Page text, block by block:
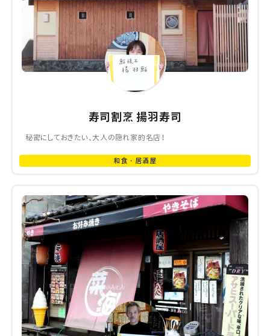
寿司割烹 揚羽寿司
秘密にしておきたい、大人の隠れ家的名店！
和食・居酒屋